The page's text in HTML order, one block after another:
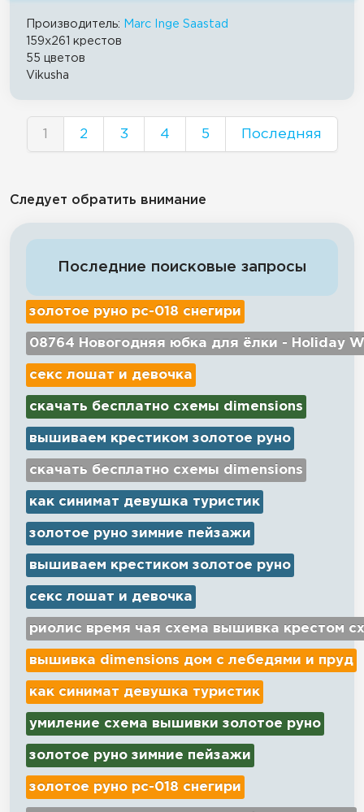
Производитель:
Marc Inge Saastad
159x261 крестов
55 цветов
Vikusha
1 2 3 4 5 Последняя
Следует обратить внимание
Последние поисковые запросы
золотое руно рс-018 снегири
08764 Новогодняя юбка для ёлки - Holiday
секс лошат и девочка
скачать бесплатно схемы dimensions
вышиваем крестиком золотое руно
скачать бесплатно схемы dimensions
как синимат девушка туристик
золотое руно зимние пейзажи
вышиваем крестиком золотое руно
секс лошат и девочка
риолис время чая схема вышивка крестом
вышивка dimensions дом с лебедями и пруд
как синимат девушка туристик
умиление схема вышивки золотое руно
золотое руно зимние пейзажи
золотое руно рс-018 снегири